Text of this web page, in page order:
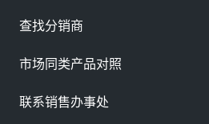
查找分销商
市场同类产品对照
联系销售办事处